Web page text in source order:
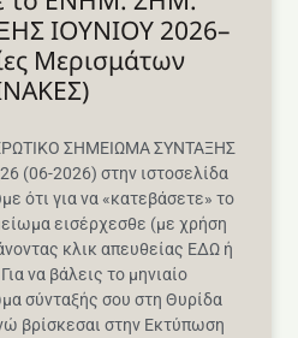
ΙΟΥΝΙΟΥ 2026–
Μερισμάτων
ΣΗΜΕΙΩΜΑ ΣΥΝΤΑΞΗΣ
(06-2026) στην ιστοσελίδα
ότι για να «κατεβάσετε» το
εισέρχεσθε (με χρήση
κλικ απευθείας ΕΔΩ ή
να βάλεις το μηνιαίο
σύνταξής σου στη Θυρίδα
βρίσκεσαι στην Εκτύπωση